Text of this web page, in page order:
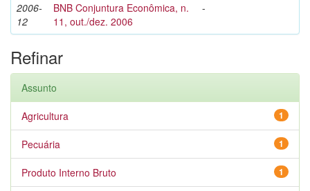
2006-
12
BNB Conjuntura Econômica, n.
11, out./dez. 2006
-
Refinar
Assunto
1
Agricultura
1
Pecuária
1
Produto Interno Bruto